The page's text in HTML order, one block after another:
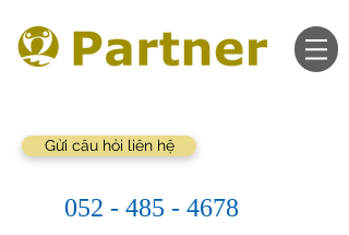
Gửi câu hỏi liên hệ
052 - 485 - 4678